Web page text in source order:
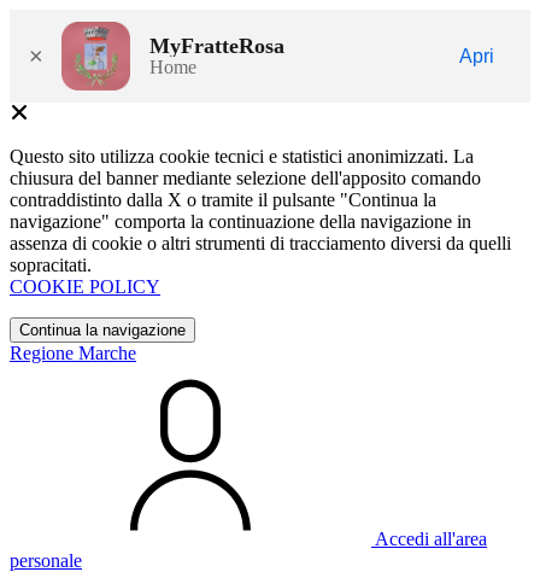
× MyFratteRosa
Home
Apri
Questo sito utilizza cookie tecnici e statistici anonimizzati. La
chiusura del banner mediante selezione dell'apposito comando
contraddistinto dalla X o tramite il pulsante "Continua la
navigazione" comporta la continuazione della navigazione in
assenza di cookie o altri strumenti di tracciamento diversi da quelli
sopracitati.
COOKIE POLICY
Continua la navigazione
Regione Marche
Accedi all'area
personale